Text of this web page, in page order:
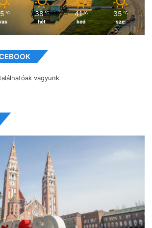
℃ 38 ℃
hét
41 ℃
ked
35 ℃
sze
vagyunk